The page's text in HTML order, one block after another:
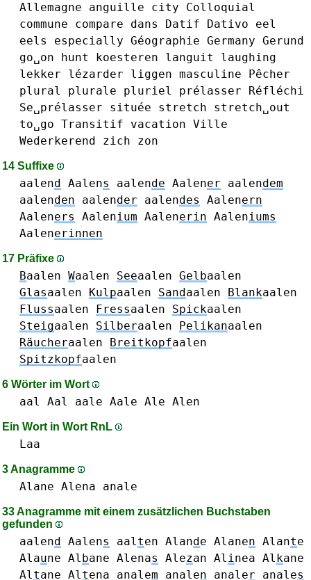
Allemagne anguille city
Colloquial
commune
compare dans Datif Dativo
eel
eels
especially Géographie Germany Gerund
go␣on
hunt koesteren languit
laughing
lekker
lézarder liggen masculine
Pêcher
plural
plurale pluriel prélasser
Réfléchi
Se␣prélasser
située stretch
stretch␣out
to␣go Transitif vacation Ville
Wederkerend
zich zon
14 Suffixe
aalend Aalens aalende Aalener aalendem
aalenden aalender aalendes Aalenern
Aaleners Aalenium Aalenerin Aaleniums
Aalenerinnen
17 Präfixe
Baalen Waalen Seeaalen Gelbaalen
Glasaalen Kulpaalen Sandaalen Blankaalen
Flussaalen Fressaalen Spickaalen
Steigaalen Silberaalen Pelikanaalen
Räucheraalen Breitkopfaalen
Spitzkopfaalen
6 Wörter im Wort
aal Aal aale Aale Ale Alen
Ein Wort in Wort RnL
Laa
3 Anagramme
Alane Alena anale
33 Anagramme mit einem zusätzlichen Buchstaben
gefunden
aalend Aalens aalten Alande Alanen Alante
Alaune Albane Alenas Alezan Alinea Alkane
Altane Altena analem analen analer anales